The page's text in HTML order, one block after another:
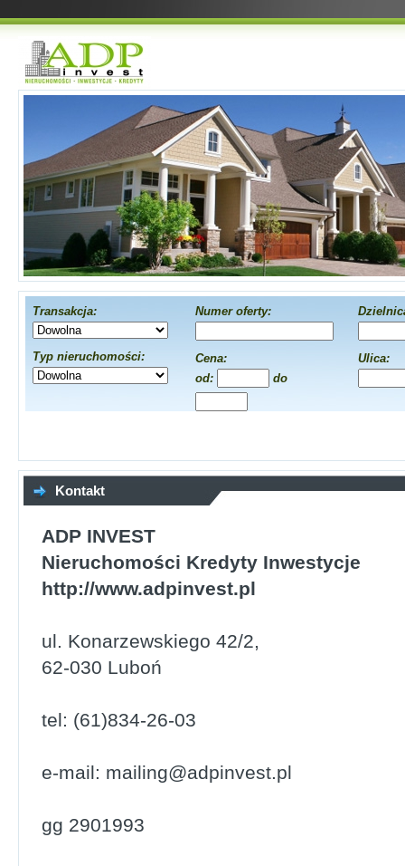
Transakcja:
Typ nieruchomości:
Numer oferty:
Cena:
od:
do
Ulica:
Kontakt
ADP INVEST
Nieruchomości Kredyty Inwestycje
http://www.adpinvest.pl
ul. Konarzewskiego 42/2,
62-030 Luboń
tel: (61)834-26-03
e-mail: mailing@adpinvest.pl
gg 2901993